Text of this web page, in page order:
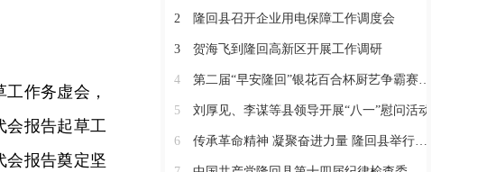
作务虚会，
会报告起草工
会报告奠定坚
2 隆回县召开企业用电保障工作调度会
3 贺海飞到隆回高新区开展工作调研
4 第二届“早安隆回”银花百合杯厨艺争霸赛启动
5 刘厚见、李谋等县领导开展“八一”慰问活动
6 传承革命精神 凝聚奋进力量 隆回县举行纪念红军长征胜利90周年活动